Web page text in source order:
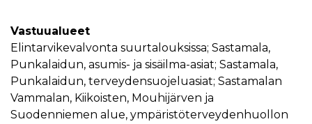
Vastuualueet
elintarvikevalvonta suurtalouksissa; Sastamala,
Punkalaidun, asumis- ja sisäilma-asiat; Sastamala,
Punkalaidun, terveydensuojeluasiat; Sastamalan
Vammalan, Kiikoisten, Mouhijärven ja
Suodenniemen alue, ympäristöterveydenhuollon